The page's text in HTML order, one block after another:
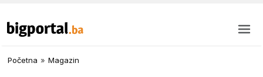
Početna » Magazin